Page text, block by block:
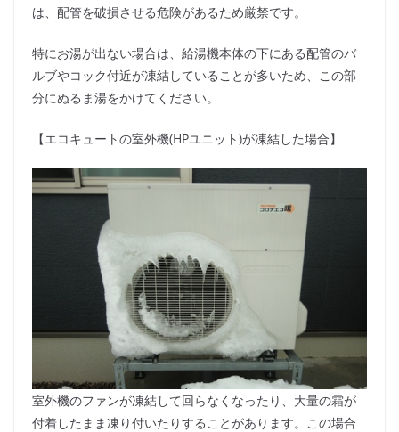
は、配管を破損させる危険があるため厳禁です。
特にお湯が出ない場合は、給湯機本体の下にある配管のバ
ルブやコック付近が凍結していることが多いため、この部
分にぬるま湯をかけてください。
【エコキュートの室外機(HPユニット)が凍結した場合】
室外機のファンが凍結して回らなくなったり、大量の霜が
付着したまま凍り付いたりすることがあります。この場合